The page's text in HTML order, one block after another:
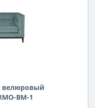
велюровый
BM-1